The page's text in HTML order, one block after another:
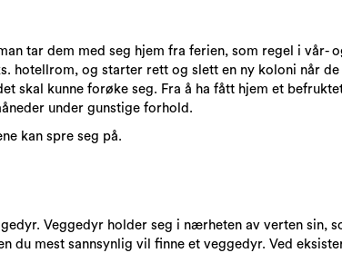
tar dem med seg hjem fra ferien, som regel i vår-
hotellrom, og starter rett og slett en ny koloni når
skal kunne forøke seg. Fra å ha fått hjem et
under gunstige forhold.
kan spre seg på.
Veggedyr holder seg i nærheten av verten sin,
du mest sannsynlig vil finne et veggedyr. Ved